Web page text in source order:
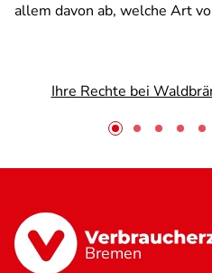
allem davon ab, welche Art
Ihre Rechte bei
Bremen